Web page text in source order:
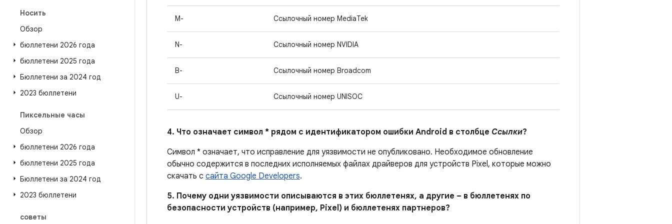
Носить
Обзор
бюллетени 2026 года
бюллетени 2025 года
Бюллетени за 2024 год
2023 бюллетени
Пиксельные часы
Обзор
бюллетени 2026 года
бюллетени 2025 года
Бюллетени за 2024 год
2023 бюллетени
советы
M- Ссылочный номер MediaTek
N- Ссылочный номер NVIDIA
B- Ссылочный номер Broadcom
U- Ссылочный номер UNISOC
4. Что означает символ * рядом с идентификатором ошибки Android в столбце Ссылки?
Символ * означает, что исправление для уязвимости не опубликовано. Необходимое обновление
обычно содержится в последних исполняемых файлах драйверов для устройств Pixel, которые можно
скачать с сайта Google Developers.
5. Почему одни уязвимости описываются в этих бюллетенях, а другие – в бюллетенях по
безопасности устройств (например, Pixel) и бюллетенях партнеров?